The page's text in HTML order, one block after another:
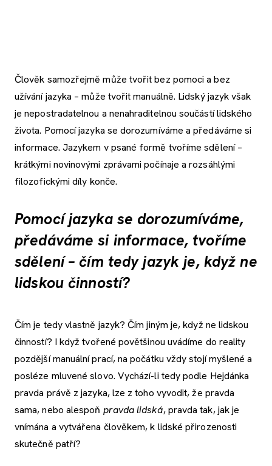
Člověk samozřejmě může tvořit bez pomoci a bez
užívání jazyka – může tvořit manuálně. Lidský jazyk však
je nepostradatelnou a nenahraditelnou součástí lidského
života. Pomocí jazyka se dorozumíváme a předáváme si
informace. Jazykem v psané formě tvoříme sdělení –
krátkými novinovými zprávami počínaje a rozsáhlými
filozofickými díly konče.
Pomocí jazyka se dorozumíváme,
předáváme si informace, tvoříme
sdělení – čím tedy jazyk je, když ne
lidskou činností?
Čím je tedy vlastně jazyk? Čím jiným je, když ne lidskou
činností? I když tvořené povětšinou uvádíme do reality
pozdější manuální prací, na počátku vždy stojí myšlené a
posléze mluvené slovo. Vychází-li tedy podle Hejdánka
pravda právě z jazyka, lze z toho vyvodit, že pravda
sama, nebo alespoň pravda lidská, pravda tak, jak je
vnímána a vytvářena člověkem, k lidské přirozenosti
skutečně patří?